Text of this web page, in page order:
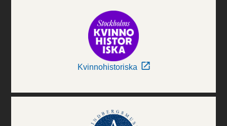
Kvinnohistoriska